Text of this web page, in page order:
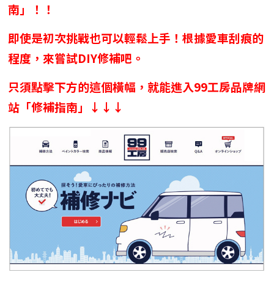
南」！！
即使是初次挑戰也可以輕鬆上手！根據愛車刮痕的
程度，來嘗試DIY修補吧。
只須點擊下方的這個橫幅，就能進入99工房品牌網
站「修補指南」↓↓↓